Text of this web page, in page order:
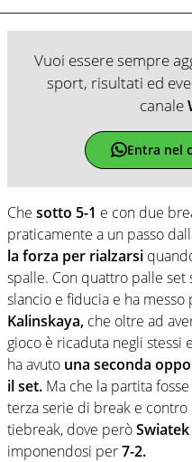
Vuoi essere sempre
sport, risultati ed
canale
Entra nel
Che sotto 5-1 e con due
praticamente a un passo
la forza per rialzarsi
spalle. Con quattro palle set
slancio e fiducia e ha
Kalinskaya, che oltre ad
gioco è ricaduta negli
ha avuto una seconda
il set. Ma che la partita
terza serie di break e
tiebreak, dove peròSwiatek
imponendosi per7-2.